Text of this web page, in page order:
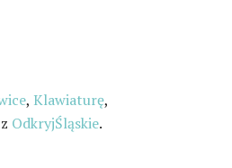
, Klawiaturę,
OdkryjŚląskie.